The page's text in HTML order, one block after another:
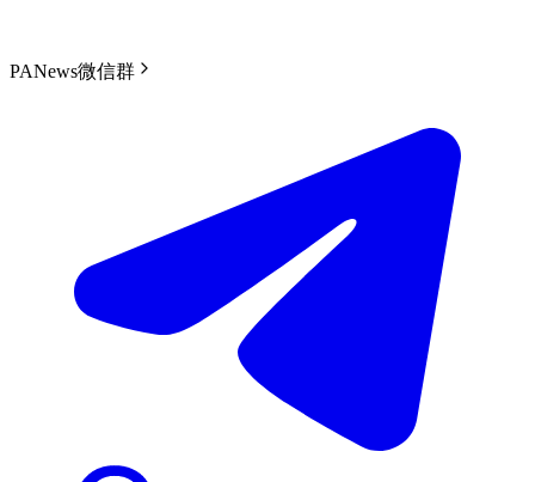
PANews微信群